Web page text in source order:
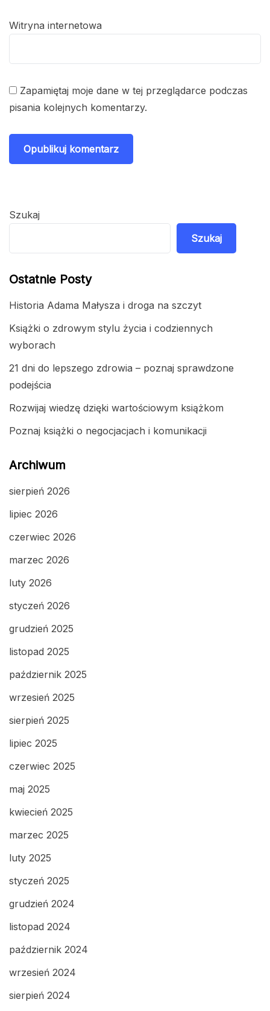
Witryna internetowa
Zapamiętaj moje dane w tej przeglądarce podczas
pisania kolejnych komentarzy.
Szukaj
Szukaj
Ostatnie Posty
Historia Adama Małysza i droga na szczyt
Książki o zdrowym stylu życia i codziennych
wyborach
21 dni do lepszego zdrowia – poznaj sprawdzone
podejścia
Rozwijaj wiedzę dzięki wartościowym książkom
Poznaj książki o negocjacjach i komunikacji
Archiwum
sierpień 2026
lipiec 2026
czerwiec 2026
marzec 2026
luty 2026
styczeń 2026
grudzień 2025
listopad 2025
październik 2025
wrzesień 2025
sierpień 2025
lipiec 2025
czerwiec 2025
maj 2025
kwiecień 2025
marzec 2025
luty 2025
styczeń 2025
grudzień 2024
listopad 2024
październik 2024
wrzesień 2024
sierpień 2024